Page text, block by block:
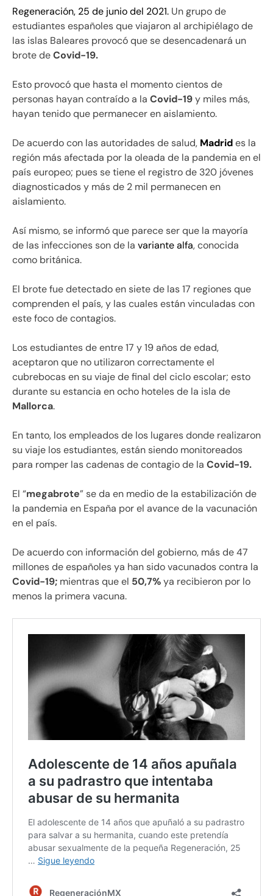
Regeneración, 25 de junio del 2021. Un grupo de
estudiantes españoles que viajaron al archipiélago de
las islas Baleares provocó que se desencadenará un
brote deCovid-19.
Esto provocó que hasta el momento cientos de
personas hayan contraído a la Covid-19y miles más,
hayan tenido que permanecer en aislamiento.
De acuerdo con las autoridades de salud, Madrides la
región más afectada por la oleada de la pandemia en el
país europeo; pues se tiene el registro de 320 jóvenes
diagnosticados y más de 2 mil permanecen en
aislamiento.
Así mismo, se informó que parece ser que la mayoría
de las infecciones son de la variante alfa, conocida
como británica.
El brote fue detectado en siete de las 17 regiones que
comprenden el país, y las cuales están vinculadas con
este foco de contagios.
Los estudiantes de entre 17 y 19 años de edad,
aceptaron que no utilizaron correctamente el
cubrebocas en su viaje de final del ciclo escolar; esto
durante su estancia en ocho hoteles de la isla de
Mallorca.
En tanto, los empleados de los lugares donde realizaron
su viaje los estudiantes, están siendo monitoreados
para romper las cadenas de contagio de la Covid-19.
El “megabrote” se da en medio de la estabilización de
la pandemia en España por el avance de la vacunación
en el país.
De acuerdo con información del gobierno, más de 47
millones de españoles ya han sido vacunados contra la
Covid-19; mientras que el 50,7%ya recibieron por lo
menos la primera vacuna.